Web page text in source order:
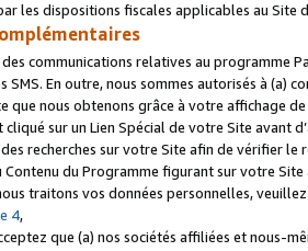
les dispositions fiscales applicables au Site
communications relatives au programme
SMS. En outre, nous sommes autorisés à
que nous obtenons grâce à votre affichage
sur un Lien Spécial de votre Site avant
recherches sur votre Site afin de vérifier
du Programme figurant sur votre
traitons vos données personnelles,
4,
que (a) nos sociétés affiliées et nous-